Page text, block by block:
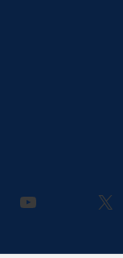
youtube X